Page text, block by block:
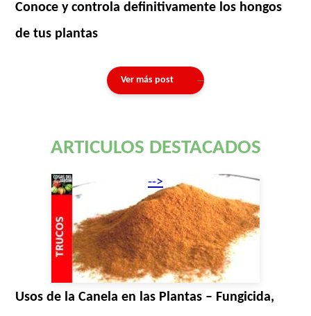
Conoce y controla definitivamente los hongos
de tus plantas
Ver más post
ARTICULOS DESTACADOS
-->
Usos de la Canela en las Plantas – Fungicida,